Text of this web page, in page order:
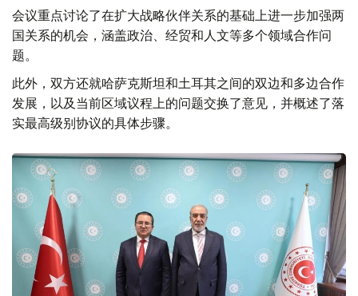
会议重点讨论了在扩大战略伙伴关系的基础上进一步加强两
国关系的机会，涵盖政治、经贸和人文等多个领域合作问
题。
此外，双方还就哈萨克斯坦和土耳其之间的双边和多边合作
发展，以及当前区域议程上的问题交换了意见，并概述了落
实最高级别协议的具体步骤。